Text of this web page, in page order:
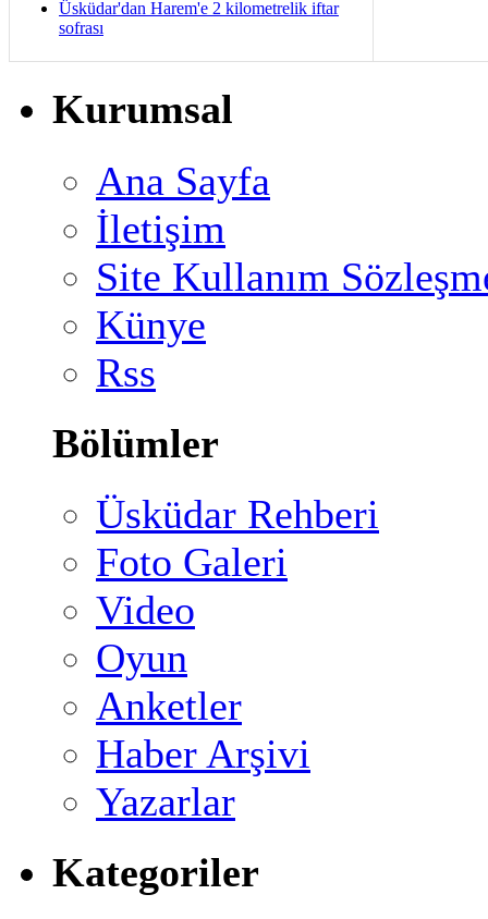
Üsküdar'dan Harem'e 2 kilometrelik iftar
sofrası
Kurumsal
Ana Sayfa
İletişim
Site Kullanım
Künye
Rss
Bölümler
Üsküdar Rehberi
Foto Galeri
Video
Oyun
Anketler
Haber Arşivi
Yazarlar
Kategoriler